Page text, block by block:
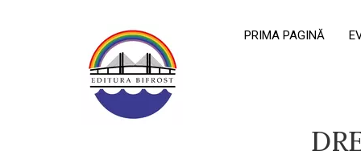
PRIMA PAGINĂ